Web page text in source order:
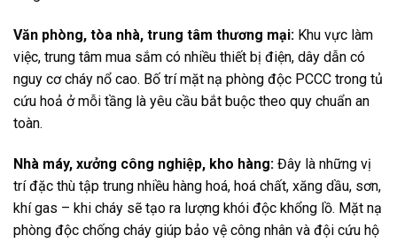
Văn phòng, tòa nhà, trung tâm thương mại: Khu vực làm
việc, trung tâm mua sắm có nhiều thiết bị điện, dây dẫn có
nguy cơ cháy nổ cao. Bố trí mặt nạ phòng độc PCCC trong tủ
cứu hoả ở mỗi tầng là yêu cầu bắt buộc theo quy chuẩn an
toàn.
Nhà máy, xưởng công nghiệp, kho hàng: Đây là những vị
trí đặc thù tập trung nhiều hàng hoá, hoá chất, xăng dầu, sơn,
khí gas – khi cháy sẽ tạo ra lượng khói độc khổng lồ. Mặt nạ
phòng độc chống cháy giúp bảo vệ công nhân và đội cứu hộ